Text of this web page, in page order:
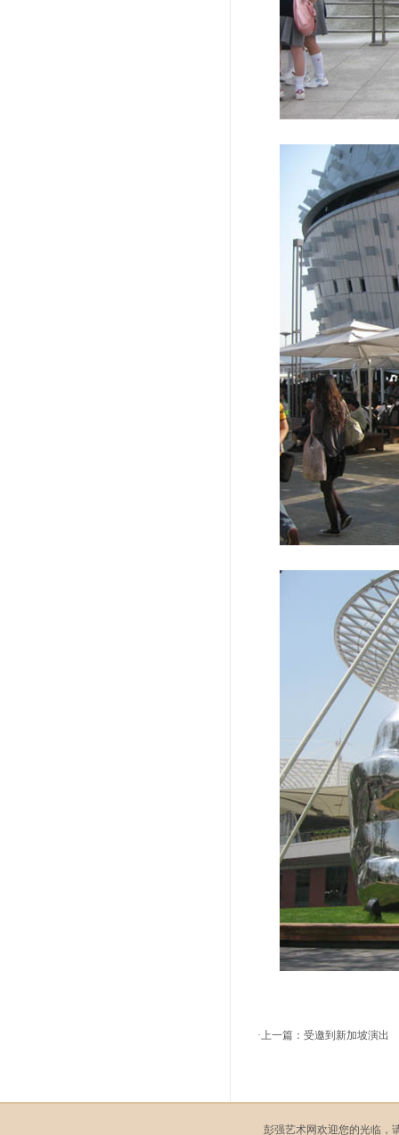
·上一篇： 受邀到新加坡演出
彭强艺术网欢迎您的光临，